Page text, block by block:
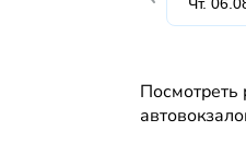
Чт.
Посмотреть